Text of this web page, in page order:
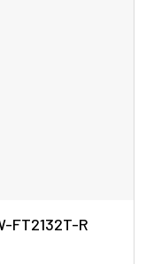
FT2132T-R